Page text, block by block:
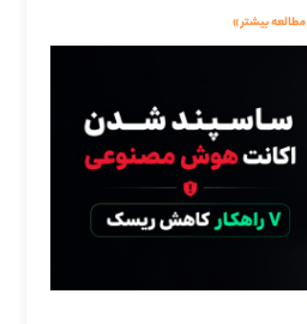
مطالعه بیشتر »